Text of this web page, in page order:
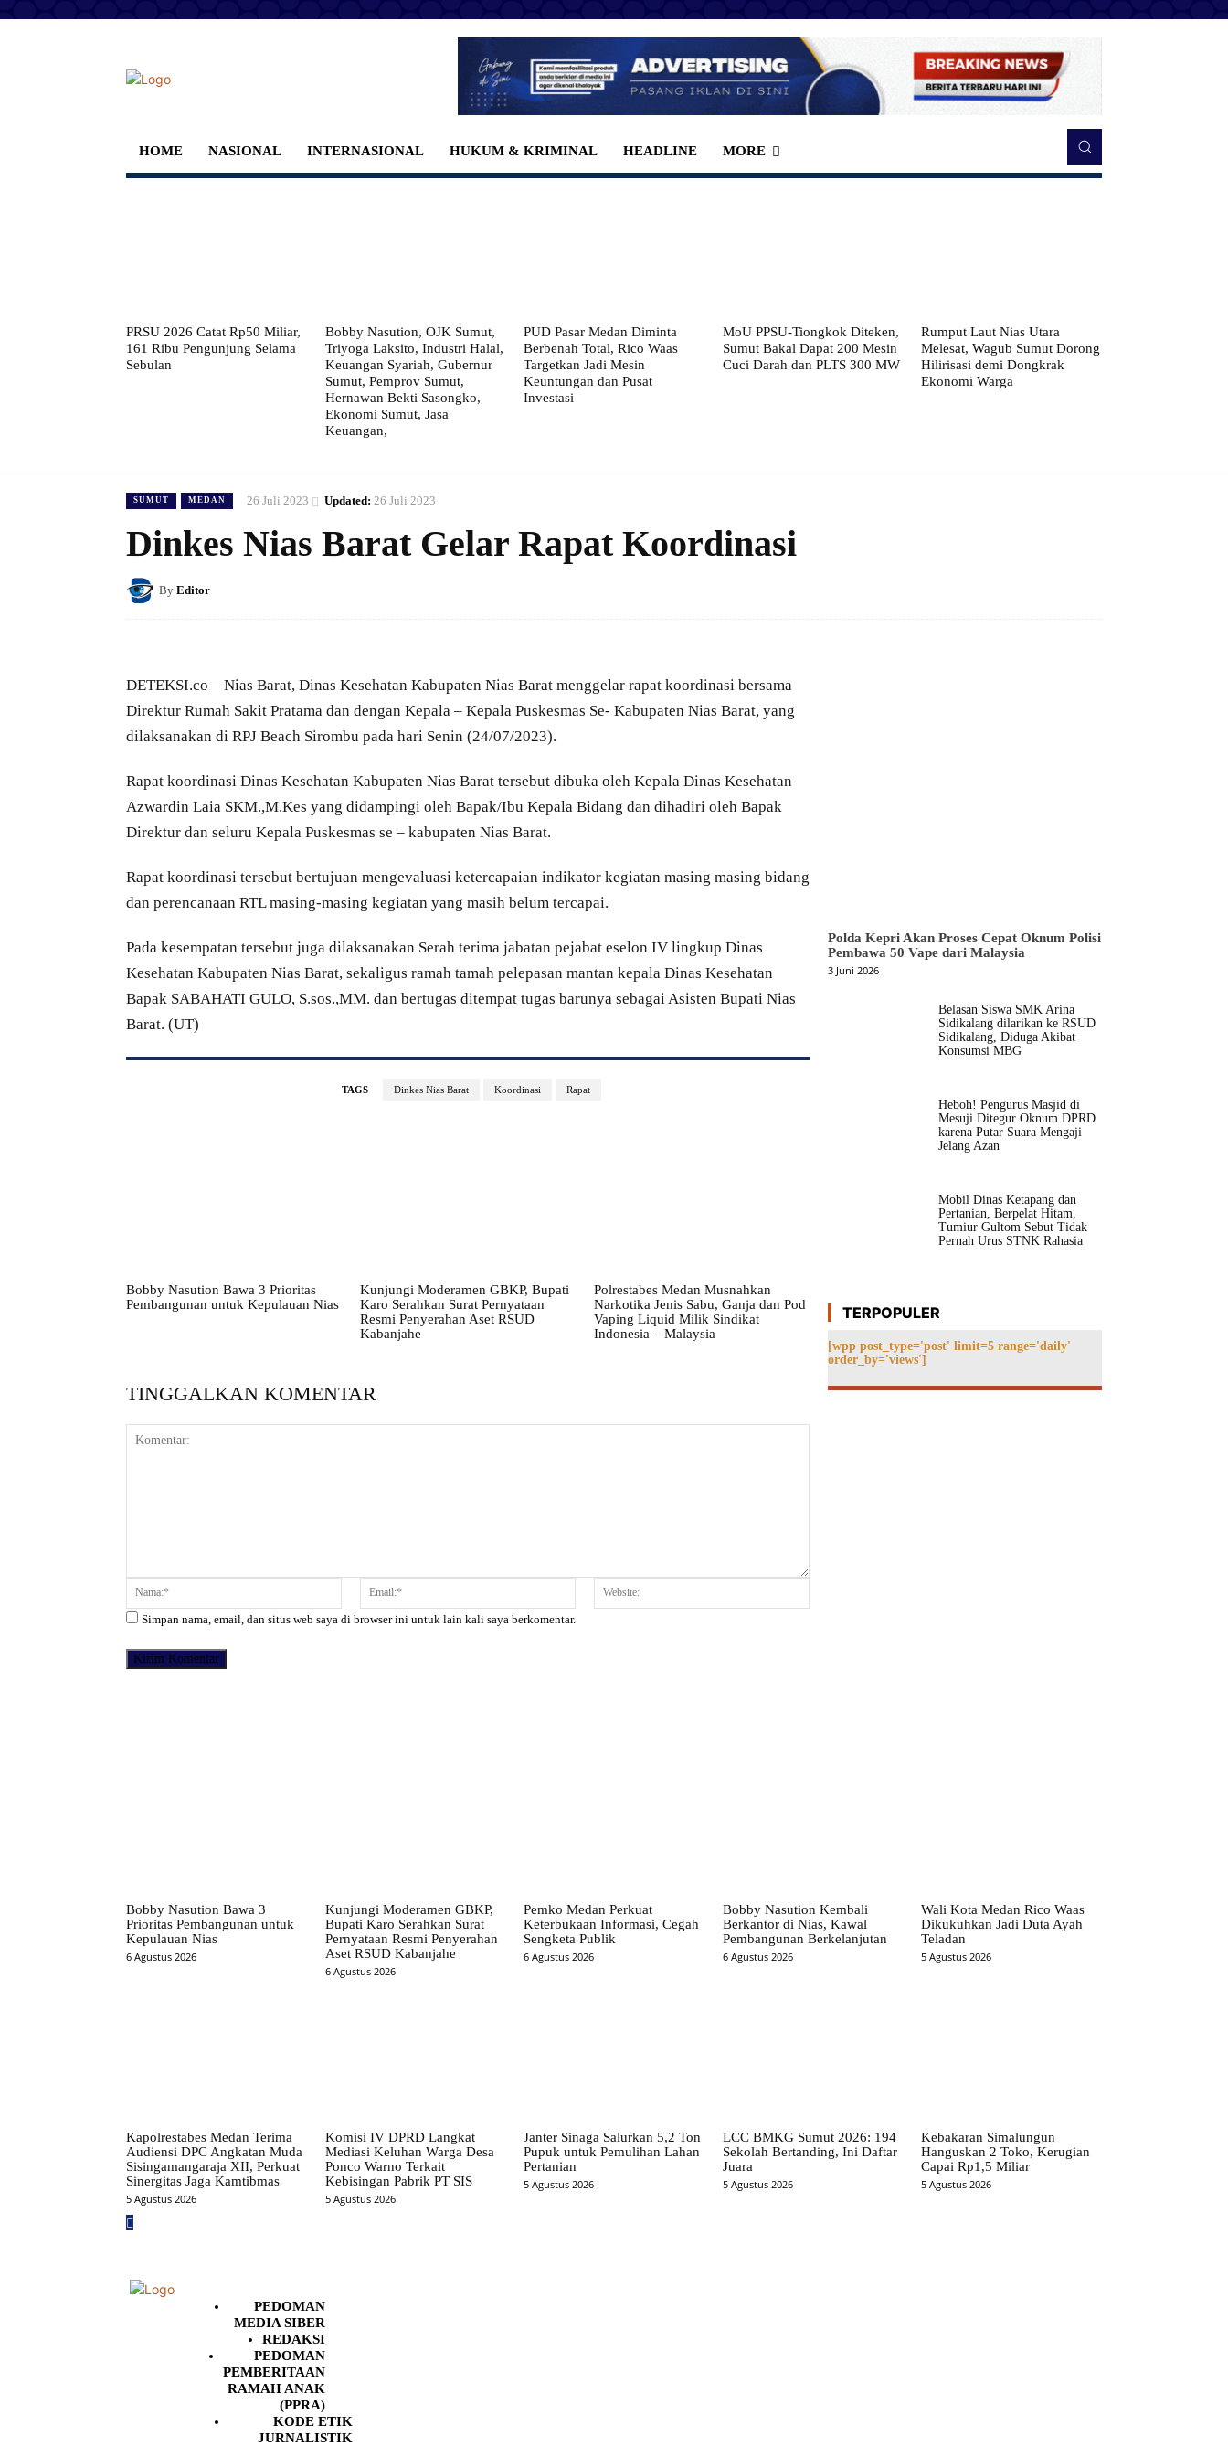
HOME NASIONAL INTERNASIONAL HUKUM & KRIMINAL HEADLINE MORE
PRSU 2026 Catat Rp50 Miliar,
161 Ribu Pengunjung Selama
Sebulan
Bobby Nasution, OJK Sumut,
Triyoga Laksito, Industri Halal,
Keuangan Syariah, Gubernur
Sumut, Pemprov Sumut,
Hernawan Bekti Sasongko,
Ekonomi Sumut, Jasa
Keuangan,
PUD Pasar Medan Diminta
Berbenah Total, Rico Waas
Targetkan Jadi Mesin
Keuntungan dan Pusat
Investasi
MoU PPSU-Tiongkok Diteken,
Sumut Bakal Dapat 200 Mesin
Cuci Darah dan PLTS 300 MW
Rumput Laut Nias Utara
Melesat, Wagub Sumut Dorong
Hilirisasi demi Dongkrak
Ekonomi Warga
SUMUT MEDAN 26 Juli 2023 Updated: 26 Juli 2023
Dinkes Nias Barat Gelar Rapat Koordinasi
By Editor
DETEKSI.co – Nias Barat, Dinas Kesehatan Kabupaten Nias Barat menggelar rapat koordinasi bersama
Direktur Rumah Sakit Pratama dan dengan Kepala – Kepala Puskesmas Se- Kabupaten Nias Barat, yang
dilaksanakan di RPJ Beach Sirombu pada hari Senin (24/07/2023).
Rapat koordinasi Dinas Kesehatan Kabupaten Nias Barat tersebut dibuka oleh Kepala Dinas Kesehatan
Azwardin Laia SKM.,M.Kes yang didampingi oleh Bapak/Ibu Kepala Bidang dan dihadiri oleh Bapak
Direktur dan seluru Kepala Puskesmas se – kabupaten Nias Barat.
Rapat koordinasi tersebut bertujuan mengevaluasi ketercapaian indikator kegiatan masing masing bidang
dan perencanaan RTL masing-masing kegiatan yang masih belum tercapai.
Pada kesempatan tersebut juga dilaksanakan Serah terima jabatan pejabat eselon IV lingkup Dinas
Kesehatan Kabupaten Nias Barat, sekaligus ramah tamah pelepasan mantan kepala Dinas Kesehatan
Bapak SABAHATI GULO, S.sos.,MM. dan bertugas ditempat tugas barunya sebagai Asisten Bupati Nias
Barat. (UT)
TAGS Dinkes Nias Barat Koordinasi Rapat
Bobby Nasution Bawa 3 Prioritas
Pembangunan untuk Kepulauan Nias
Kunjungi Moderamen GBKP, Bupati
Karo Serahkan Surat Pernyataan
Resmi Penyerahan Aset RSUD
Kabanjahe
Polrestabes Medan Musnahkan
Narkotika Jenis Sabu, Ganja dan Pod
Vaping Liquid Milik Sindikat
Indonesia – Malaysia
TINGGALKAN KOMENTAR
Komentar: Nama:* Email:*
Simpan nama, email, dan situs web saya di browser ini untuk lain kali saya berkomentar.
Polda Kepri Akan Proses Cepat Oknum Polisi
Pembawa 50 Vape dari Malaysia
3 Juni 2026
Belasan Siswa SMK Arina
Sidikalang dilarikan ke RSUD
Sidikalang, Diduga Akibat
Konsumsi MBG
Heboh! Pengurus Masjid di
Mesuji Ditegur Oknum DPRD
karena Putar Suara Mengaji
Jelang Azan
Mobil Dinas Ketapang dan
Pertanian, Berpelat Hitam,
Tumiur Gultom Sebut Tidak
Pernah Urus STNK Rahasia
TERPOPULER
[wpp post_type='post' limit=5 range='daily'
order_by='views']
Bobby Nasution Bawa 3
Prioritas Pembangunan untuk
Kepulauan Nias
6 Agustus 2026
Kunjungi Moderamen GBKP,
Bupati Karo Serahkan Surat
Pernyataan Resmi Penyerahan
Aset RSUD Kabanjahe
6 Agustus 2026
Pemko Medan Perkuat
Keterbukaan Informasi, Cegah
Sengketa Publik
6 Agustus 2026
Bobby Nasution Kembali
Berkantor di Nias, Kawal
Pembangunan Berkelanjutan
6 Agustus 2026
Wali Kota Medan Rico Waas
Dikukuhkan Jadi Duta Ayah
Teladan
5 Agustus 2026
Kapolrestabes Medan Terima
Audiensi DPC Angkatan Muda
Sisingamangaraja XII, Perkuat
Sinergitas Jaga Kamtibmas
5 Agustus 2026
Komisi IV DPRD Langkat
Mediasi Keluhan Warga Desa
Ponco Warno Terkait
Kebisingan Pabrik PT SIS
5 Agustus 2026
Janter Sinaga Salurkan 5,2 Ton
Pupuk untuk Pemulihan Lahan
Pertanian
5 Agustus 2026
LCC BMKG Sumut 2026: 194
Sekolah Bertanding, Ini Daftar
Juara
5 Agustus 2026
Kebakaran Simalungun
Hanguskan 2 Toko, Kerugian
Capai Rp1,5 Miliar
5 Agustus 2026
PEDOMAN
MEDIA SIBER
REDAKSI
PEDOMAN
PEMBERITAAN
RAMAH ANAK
(PPRA)
KODE ETIK
JURNALISTIK